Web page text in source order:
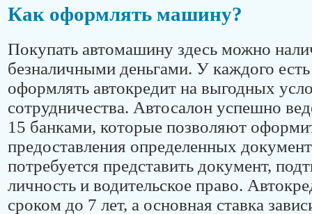
Как оформлять машину?
Покупать автомашину здесь можно
безналичными деньгами. У каждого
оформлять автокредит на выгодных
сотрудничества. Автосалон успешно
15 банками, которые позволяют
предоставления определенных
потребуется представить документ,
личность и водительское право.
сроком до 7 лет, а основная ставка